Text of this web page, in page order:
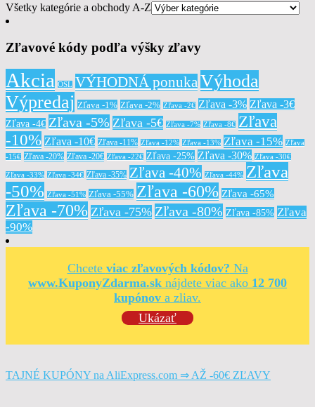
Všetky kategórie a obchody A-Z
Zľavové kódy podľa výšky zľavy
Akcia OSL VÝHODNÁ ponukaVýhoda
Výpredaj Zľava -1% Zľava -2% Zľava -2€ Zľava -3% Zľava -3€
Zľava -4€ Zľava -5% Zľava -5€ Zľava -7% Zľava -8€ Zľava
-10% Zľava -10€ Zľava -11% Zľava -12% Zľava -13% Zľava -15% Zľava
-15€ Zľava -20% Zľava -20€ Zľava -22€ Zľava -25% Zľava -30% Zľava -30€
Zľava -33% Zľava -34€ Zľava -35% Zľava -40% Zľava -44% Zľava
-50% Zľava -51% Zľava -55% Zľava -60% Zľava -65%
Zľava -70% Zľava -75% Zľava -80% Zľava -85% Zľava
-90%
Chcete viac zľavových kódov? Na
www.KuponyZdarma.sk nájdete viac ako 12 700
kupónov a zliav.
Ukázať
TAJNÉ KUPÓNY na AliExpress.com ⇒ AŽ -60€ ZĽAVY